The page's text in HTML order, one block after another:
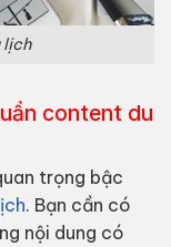
lịch
content du
trọng bậc
. Bạn cần có
nội dung có